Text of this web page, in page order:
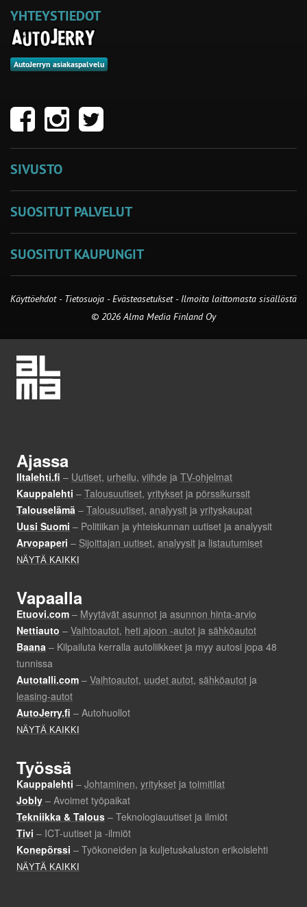
YHTEYSTIEDOT
AutoJerryn asiakaspalvelu
SIVUSTO
SUOSITUT PALVELUT
SUOSITUT KAUPUNGIT
Käyttöehdot - Tietosuoja -Evästeasetukset- Ilmoita laittomasta sisällöstä
© 2026 Alma Media Finland Oy